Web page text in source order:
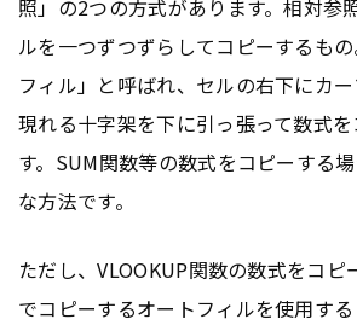
照」の2つの方式があります。相対参
ルを一つずつずらしてコピーするも
フィル」と呼ばれ、セルの右下にカー
現れる十字架を下に引っ張って数式
す。SUM関数等の数式をコピーする
な方法です。
ただし、VLOOKUP関数の数式をコピ
でコピーするオートフィルを使用す